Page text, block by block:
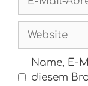
Adresse
Website
Name, E-
diesem